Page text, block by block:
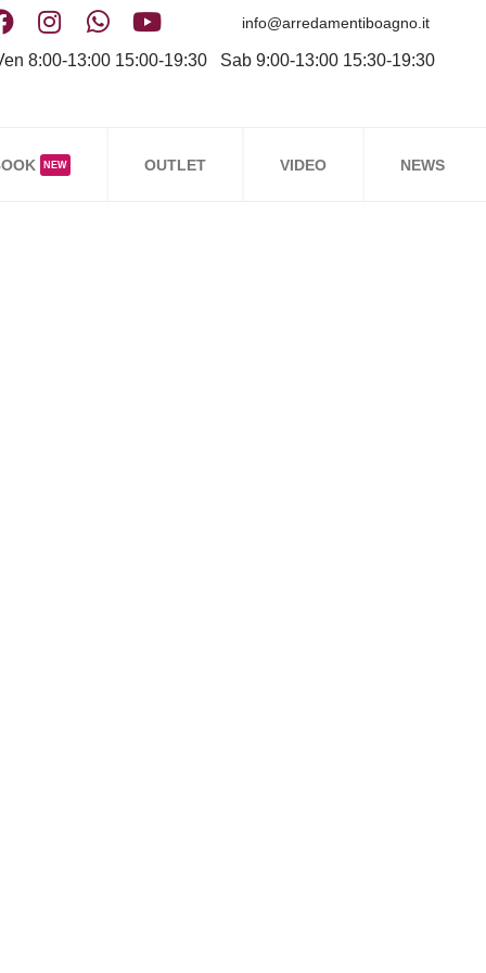
info@arredamentiboagno.it
8:00-13:00 15:00-19:30 Sab 9:00-13:00 15:30-19:30
NEW OUTLET VIDEO NEWS